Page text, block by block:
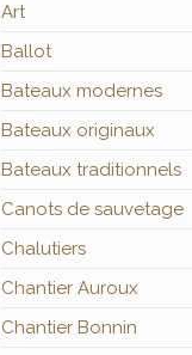
Art
Ballot
Bateaux modernes
Bateaux originaux
Bateaux traditionnels
Canots de sauvetage
Chalutiers
Chantier Auroux
Chantier Bonnin